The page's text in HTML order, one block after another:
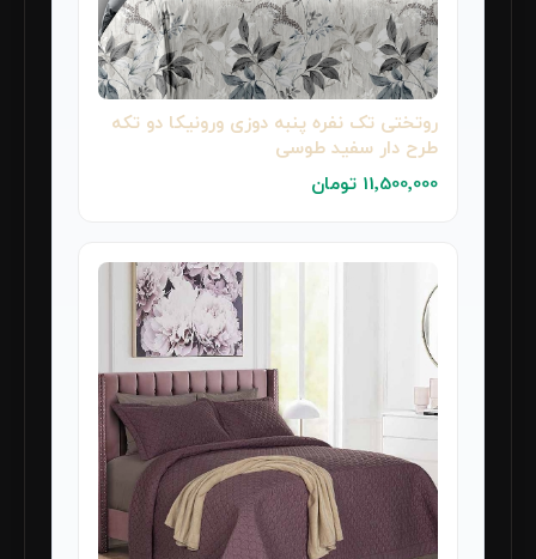
روتختی تک نفره پنبه دوزی ورونیکا دو تکه
طرح دار سفید طوسی
11٬500٬000 تومان